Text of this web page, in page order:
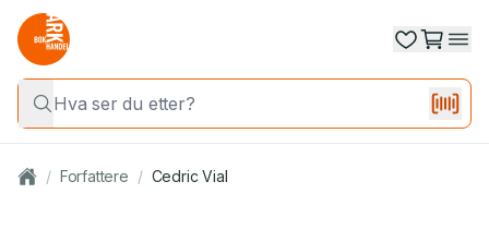
/ Forfattere / Cedric Vial